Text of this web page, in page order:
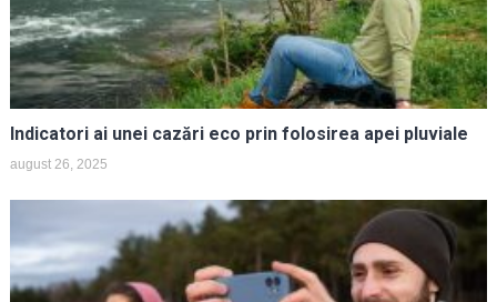
Indicatori ai unei cazări eco prin folosirea apei pluviale
august 26, 2025